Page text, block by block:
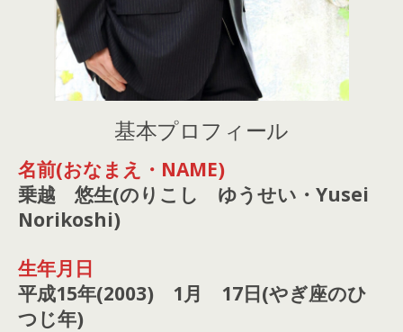
基本プロフィール
名前(おなまえ・NAME)
乗越 悠生(のりこし ゆうせい・Yusei
Norikoshi)
生年月日
平成15年(2003) 1月 17日(やぎ座のひ
つじ年)